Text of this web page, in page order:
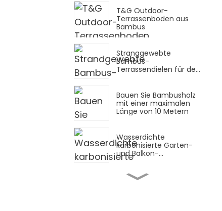
T&G Outdoor-
Terrassenboden aus
Bambus
Stranggewebte
Bambus-
Terrassendielen für den
Bauen Sie Bambusholz
mit einer maximalen
Länge von 10 Metern
Wasserdichte
karbonisierte Garten-
und Balkon-
Bambusbretterfliesen
Tragbarer Couchtisch